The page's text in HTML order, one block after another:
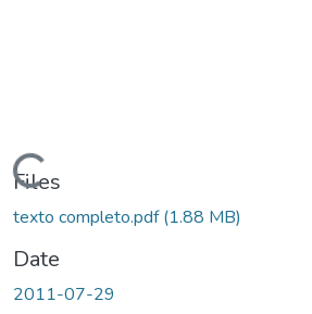
Files
texto completo.pdf(1.88 MB)
Date
2011-07-29